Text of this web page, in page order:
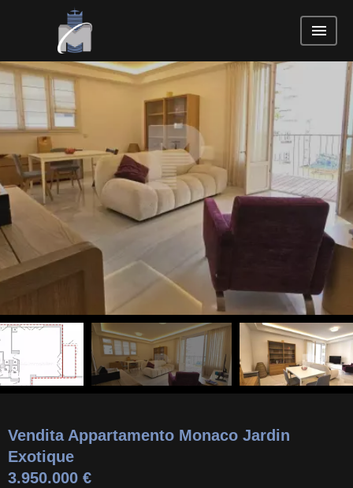
Vendita Appartamento Monaco Jardin
Exotique
3.950.000 €